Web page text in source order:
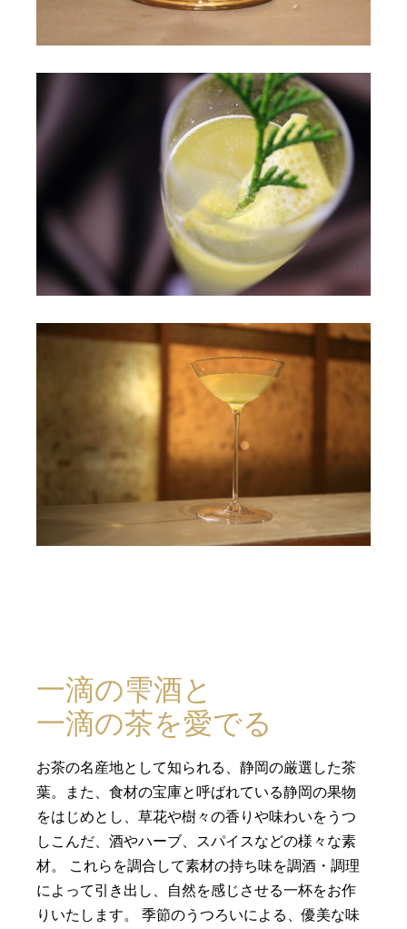
一滴の雫酒と
一滴の茶を愛でる
お茶の名産地として知られる、静岡の厳選した茶
葉。また、食材の宝庫と呼ばれている静岡の果物
をはじめとし、草花や樹々の香りや味わいをうつ
しこんだ、酒やハーブ、スパイスなどの様々な素
材。 これらを調合して素材の持ち味を調酒・調理
によって引き出し、自然を感じさせる一杯をお作
りいたします。 季節のうつろいによる、優美な味